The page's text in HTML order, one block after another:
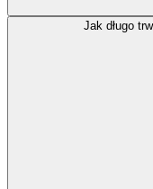
Jak długo